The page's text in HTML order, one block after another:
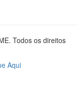
Todos os direitos
Aqui